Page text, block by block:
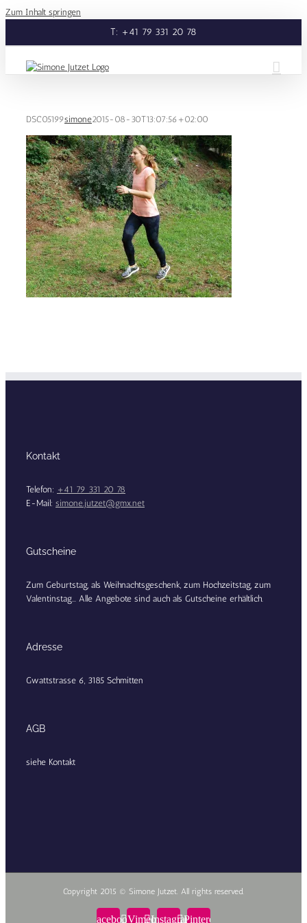
Zum Inhalt springen
T: +41 79 331 20 78
DSC05199simone2015-08-30T13:07:56+02:00
Kontakt
Telefon: +41 79 331 20 78
E-Mail: simone.jutzet@gmx.net
Gutscheine
Zum Geburtstag, als Weihnachtsgeschenk, zum Hochzeitstag, zum
Valentinstag... Alle Angebote sind auch als Gutscheine erhältlich.
Adresse
Gwattstrasse 6, 3185 Schmitten
AGB
siehe Kontakt
Copyright 2015 © Simone Jutzet. All rights reserved.
FacebookVimeoInstagramPinterest